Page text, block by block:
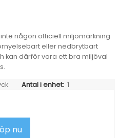
någon officiell miljömärkning
eller nedbrytbart
kan därför vara ett bra miljöval
Antal i enhet: 1
nu